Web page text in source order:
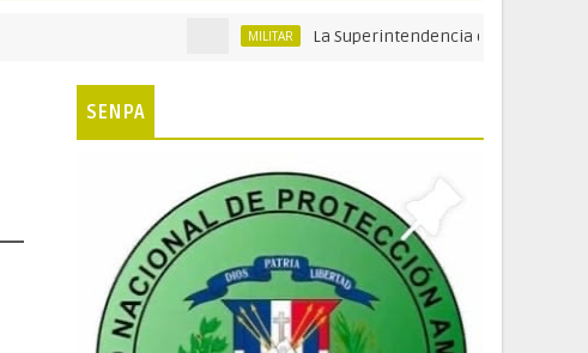
La Superintendencia de Vigilancia y
SENPA